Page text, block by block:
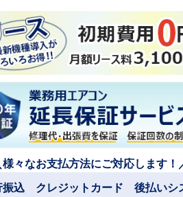
様々なお支払方法にご対応します！
振込 クレジットカード 後払いシ